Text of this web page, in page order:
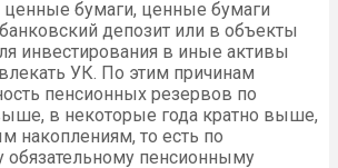
бумаги, ценные бумаги
депозит или в объекты
инвестирования в иные активы
УК. По этим причинам
пенсионных резервов по
в некоторые года кратно выше,
накоплениям, то есть по
обязательному пенсионныму